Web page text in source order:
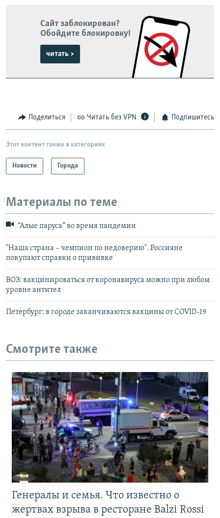
Сайт заблокирован?
Обойдите блокировку!
читать >
Поделиться Читать без VPN Подпишитесь
Этот контент также в категориях
Новости Города
Материалы по теме
“Алые паруса” во время пандемии
"Наша страна – чемпион по недоверию". Россияне
покупают справки о прививке
ВОЗ: вакцинироваться от коронавируса можно при любом
уровне антител
Петербург: в городе заканчиваются вакцины от COVID-19
Смотрите также
Генералы и семья. Что известно о
жертвах взрыва в ресторане Balzi Rossi